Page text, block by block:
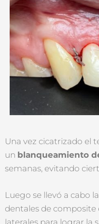
Una vez cicatrizado el
un blanqueamiento
semanas, evitando
Luego se llevó a cabo
dentales de composite